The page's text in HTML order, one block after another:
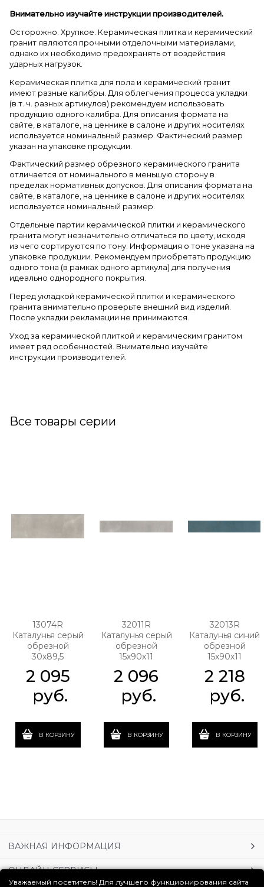
Внимательно изучайте инструкции производителей.
Осторожно. Хрупкое. Керамическая плитка и керамический
гранит являются прочными отделочными материалами,
однако их необходимо предохранять от воздействия
ударных нагрузок.
Керамическая плитка для пола и керамический гранит
имеют разные калибры. Для облегчения процесса укладки
(в т. ч. разных артикулов) рекомендуем использовать
продукцию одного калибра. Для описания формата на
сайте, в каталоге, на ценнике в салоне и других носителях
используется номинальный размер. Фактический размер
указан на упаковке продукции.
Фактический размер обрезного керамического гранита
отличается от номинального в меньшую сторону в
пределах нормативных допусков. Для описания формата на
сайте, в каталоге, на ценнике в салоне и других носителях
используется номинальный размер.
Отдельные партии керамической плитки и керамического
гранита могут незначительно отличаться по цвету, исходя
из чего сортируются по тону. Информация о тоне указана на
упаковке продукции. Рекомендуем приобретать продукцию
одного тона (в рамках одного артикула) для получения
идеально однородного покрытия.
Перед укладкой керамической плитки и керамического
гранита внимательно проверьте внешний вид изделий.
После укладки рекламации не принимаются.
Уход за керамической плиткой и керамическим гранитом
имеет ряд особенностей. Внимательно изучайте
инструкции производителей.
Все товары серии
13074R
Каталунья серый
обрезной
30х89,5
2 095
руб.
В КОРЗИНУ
32011R
Каталунья серый
обрезной
15х90х11
2 096
руб.
В КОРЗИНУ
32013R
Каталунья синий
обрезной
15х90х11
2 218
руб.
В КОРЗИНУ
ВАЖНАЯ ИНФОРМАЦИЯ
ОНЛАЙН-СЕРВИСЫ
Уважаемый посетитель! Для лучшего функционирования сайта